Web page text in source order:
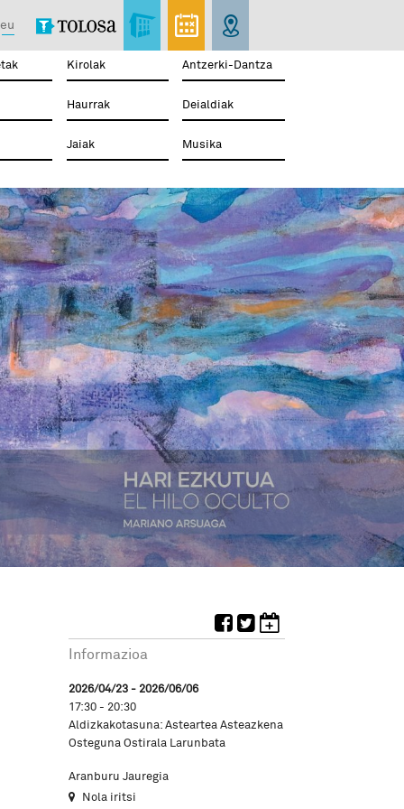
eu
Antzerki-Dantza
Kirolak
Deialdiak
Haurrak
Musika
Jaiak
Informazioa
2026/04/23 - 2026/06/06
17:30 - 20:30
Aldizkakotasuna: Asteartea Asteazkena
Osteguna Ostirala Larunbata
Aranburu Jauregia
Nola iritsi